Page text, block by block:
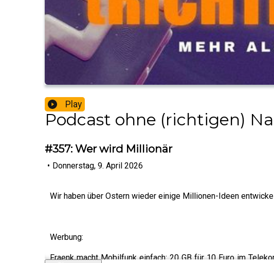
Play
Podcast ohne (richtigen)
#357: Wer wird Millionär
• Donnerstag, 9. April 2026
Wir haben über Ostern wieder einige Millionen-Ideen
Werbung:
Fraenk macht Mobilfunk einfach: 20 GB für 10 Euro im